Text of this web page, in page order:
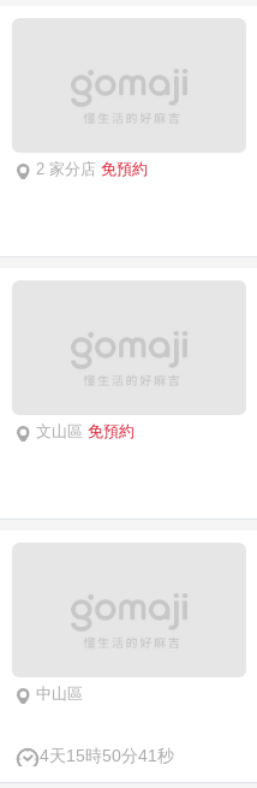
2 家分店 免預約
文山區 免預約
中山區
4天15時50分40秒